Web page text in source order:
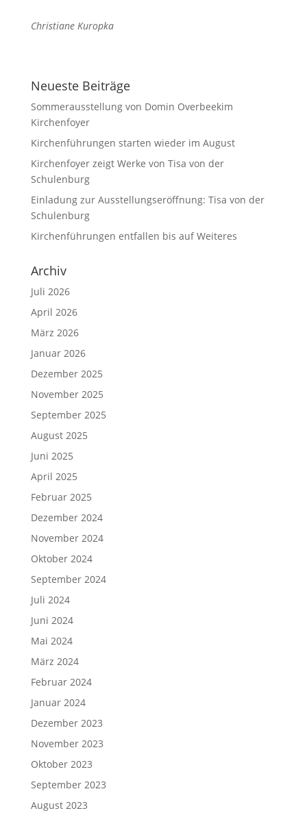
Christiane Kuropka
Neueste Beiträge
Sommerausstellung von Domin Overbeekim
Kirchenfoyer
Kirchenführungen starten wieder im August
Kirchenfoyer zeigt Werke von Tisa von der
Schulenburg
Einladung zur Ausstellungseröffnung: Tisa von der
Schulenburg
Kirchenführungen entfallen bis auf Weiteres
Archiv
Juli 2026
April 2026
März 2026
Januar 2026
Dezember 2025
November 2025
September 2025
August 2025
Juni 2025
April 2025
Februar 2025
Dezember 2024
November 2024
Oktober 2024
September 2024
Juli 2024
Juni 2024
Mai 2024
März 2024
Februar 2024
Januar 2024
Dezember 2023
November 2023
Oktober 2023
September 2023
August 2023